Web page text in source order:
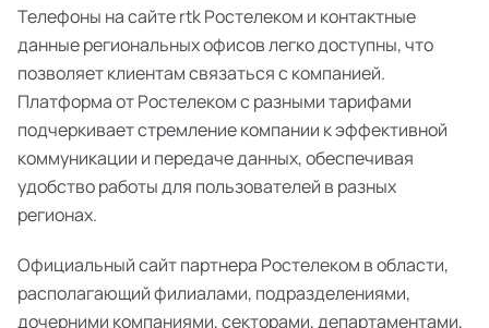
Телефоны на сайте rtk Ростелеком и контактные
данные региональных офисов легко доступны, что
позволяет клиентам связаться с компанией.
Платформа от Ростелеком с разными тарифами
подчеркивает стремление компании к эффективной
коммуникации и передаче данных, обеспечивая
удобство работы для пользователей в разных
регионах.
Официальный сайт партнера Ростелеком в области,
располагающий филиалами, подразделениями,
дочерними компаниями, секторами, департаментами,